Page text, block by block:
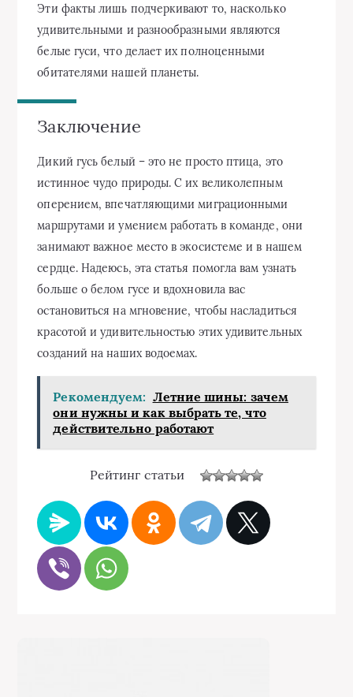
Эти факты лишь подчеркивают то, насколько
удивительными и разнообразными являются
белые гуси, что делает их полноценными
обитателями нашей планеты.
Заключение
Дикий гусь белый – это не просто птица, это
истинное чудо природы. С их великолепным
оперением, впечатляющими миграционными
маршрутами и умением работать в команде, они
занимают важное место в экосистеме и в нашем
сердце. Надеюсь, эта статья помогла вам узнать
больше о белом гусе и вдохновила вас
остановиться на мгновение, чтобы насладиться
красотой и удивительностью этих удивительных
созданий на наших водоемах.
Рекомендуем: Летние шины: зачем
они нужны и как выбрать те, что
действительно работают
Рейтинг статьи